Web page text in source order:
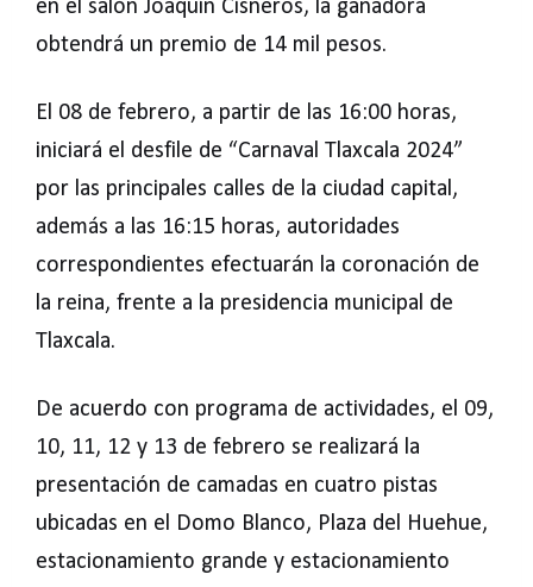
en el salón Joaquín Cisneros, la ganadora
obtendrá un premio de 14 mil pesos.
El 08 de febrero, a partir de las 16:00 horas,
iniciará el desfile de “Carnaval Tlaxcala 2024”
por las principales calles de la ciudad capital,
además a las 16:15 horas, autoridades
correspondientes efectuarán la coronación de
la reina, frente a la presidencia municipal de
Tlaxcala.
De acuerdo con programa de actividades, el 09,
10, 11, 12 y 13 de febrero se realizará la
presentación de camadas en cuatro pistas
ubicadas en el Domo Blanco, Plaza del Huehue,
estacionamiento grande y estacionamiento